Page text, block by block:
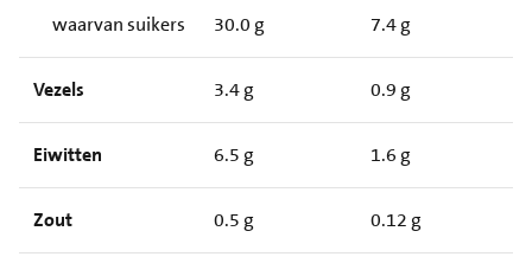
waarvan suikers 30.0 g 7.4 g
Vezels 3.4 g 0.9 g
Eiwitten 6.5 g 1.6 g
Zout 0.5 g 0.12 g